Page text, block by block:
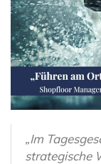
„Im
strategische